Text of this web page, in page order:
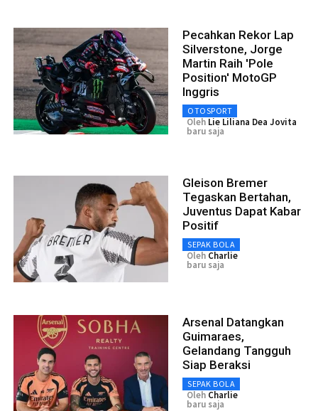
Pecahkan Rekor Lap
Silverstone, Jorge
Martin Raih 'Pole
Position' MotoGP
Inggris
OTOSPORT
Oleh Lie Liliana Dea Jovita
baru saja
Gleison Bremer
Tegaskan Bertahan,
Juventus Dapat Kabar
Positif
SEPAK BOLA
Oleh Charlie
baru saja
Arsenal Datangkan
Guimaraes,
Gelandang Tangguh
Siap Beraksi
SEPAK BOLA
Oleh Charlie
baru saja